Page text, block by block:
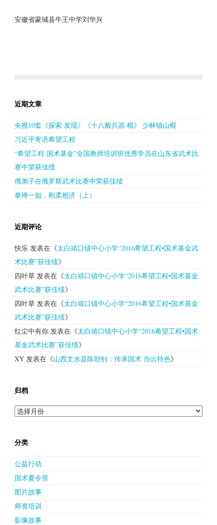
安徽省蒙城县牛王中学刘华兴
近期文章
央视10套《探索·发现》《十八般兵器 棍》 少林镇山棍
习近平寄语希望工程
“希望工程·国术基金”全国教师培训班优秀学员在山东省武术比
赛中荣获佳绩
俄弟子在俄罗斯武术比赛中荣获佳绩
拳禅一如，刚柔相济（上）
近期评论
快乐 发表在《太白靖口镇中心小学“2016希望工程•国术基金武
术比赛”获佳绩》
四叶草 发表在《太白靖口镇中心小学“2016希望工程•国术基金
武术比赛”获佳绩》
四叶草 发表在《太白靖口镇中心小学“2016希望工程•国术基金
武术比赛”获佳绩》
红尘中有你 发表在《太白靖口镇中心小学“2016希望工程•国术
基金武术比赛”获佳绩》
XY 发表在《山西文水县陈朝钊：传承国术 办出特色》
归档
归
分类
公益行动
国术夏令营
图片故事
师资培训
影像故事